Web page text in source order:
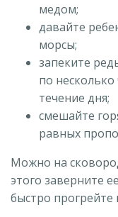
медом;
давайте
морсы;
запеките
по
течение дня;
смешайте
равных
Можно на
этого заверните
быстро прогрейте